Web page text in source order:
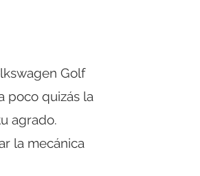
Golf
poco quizás la
agrado.
la mecánica